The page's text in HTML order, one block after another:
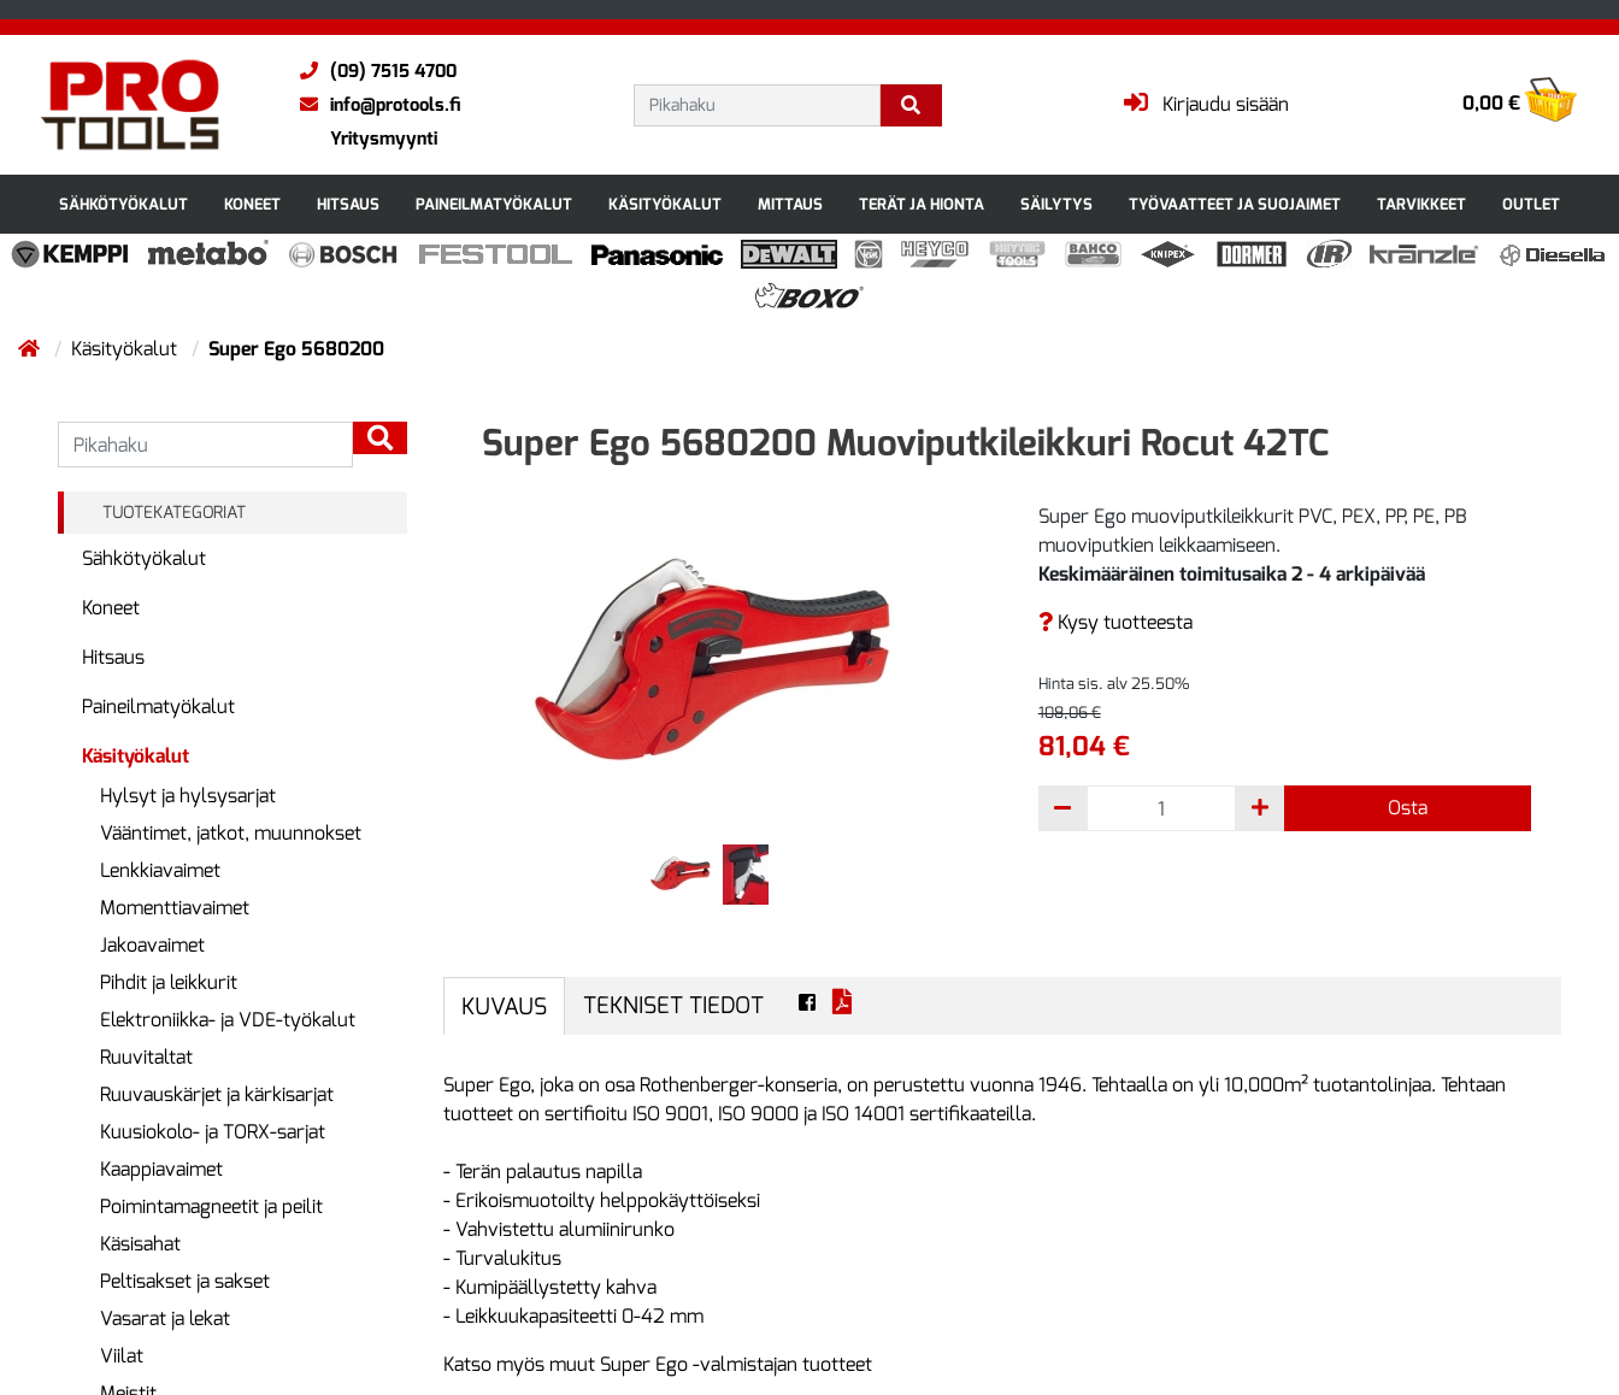
(09) 7515 4700
info@protools.fi
Yritysmyynti
0,00 €
Kirjaudu sisään
SÄHKÖTYÖKALUT KONEET HITSAUS PAINEILMATYÖKALUT KÄSITYÖKALUT MITTAUS TERÄT JA HIONTA SÄILYTYS TYÖVAATTEET JA SUOJAIMET TARVIKKEET OUTLET
Käsityökalut Super Ego 5680200
TUOTEKATEGORIAT
Sähkötyökalut
Koneet
Hitsaus
Paineilmatyökalut
Käsityökalut
Hylsyt ja hylsysarjat
Vääntimet, jatkot, muunnokset
Lenkkiavaimet
Momenttiavaimet
Jakoavaimet
Pihdit ja leikkurit
Elektroniikka- ja VDE-työkalut
Ruuvitaltat
Ruuvauskärjet ja kärkisarjat
Kuusiokolo- ja TORX-sarjat
Kaappiavaimet
Poimintamagneetit ja peilit
Käsisahat
Peltisakset ja sakset
Vasarat ja lekat
Viilat
Super Ego 5680200 Muoviputkileikkuri Rocut 42TC
Super Ego muoviputkileikkurit PVC, PEX, PP, PE, PB
muoviputkien leikkaamiseen.
Keskimääräinen toimitusaika 2 - 4 arkipäivää
Kysy tuotteesta
Hinta sis. alv 25.50%
108,06 €
81,04 €
Osta
KUVAUS TEKNISET TIEDOT
Super Ego, joka on osa Rothenberger-konseria, on perustettu vuonna 1946. Tehtaalla on yli 10,000m² tuotantolinjaa. Tehtaan
tuotteet on sertifioitu ISO 9001, ISO 9000 ja ISO 14001 sertifikaateilla.
- Terän palautus napilla
- Erikoismuotoilty helppokäyttöiseksi
- Vahvistettu alumiinirunko
- Turvalukitus
- Kumipäällystetty kahva
- Leikkuukapasiteetti 0-42 mm
Katso myös muut Super Ego -valmistajan tuotteet